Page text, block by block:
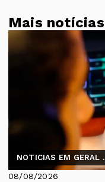
Mais notícias
NOTICIAS EM GERAL .
08/08/2026